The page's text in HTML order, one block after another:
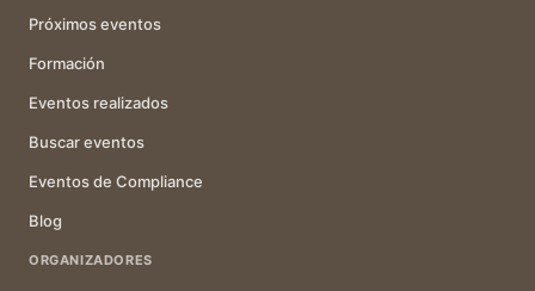
Próximos eventos
Formación
Eventos realizados
Buscar eventos
Eventos de Compliance
Blog
ORGANIZADORES